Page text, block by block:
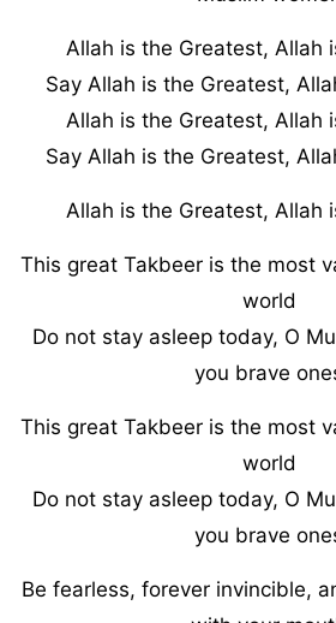
Allah is the Greatest, Allah
Say Allah is the Greatest,
Allah is the Greatest, Allah
Say Allah is the Greatest,
Allah is the Greatest, Allah
This great Takbeer is the most
world
Do not stay asleep today, O
you brave
This great Takbeer is the most
world
Do not stay asleep today, O
you brave
Be fearless, forever invincible,